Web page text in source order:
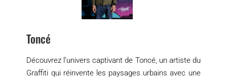
Toncé
Découvrez l’univers captivant de Toncé, un artiste du
Graffiti qui réinvente les paysages urbains avec une